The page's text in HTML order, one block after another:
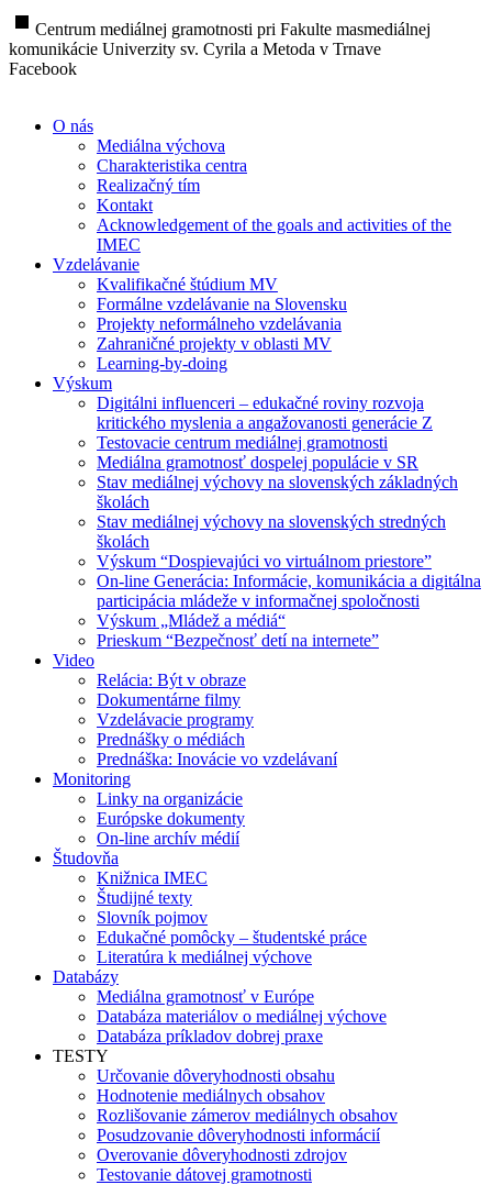
stop Centrum mediálnej gramotnosti pri Fakulte masmediálnej
komunikácie Univerzity sv. Cyrila a Metoda v Trnave
Facebook
O nás
Mediálna výchova
Charakteristika centra
Realizačný tím
Kontakt
Acknowledgement of the goals and activities of the
IMEC
Vzdelávanie
Kvalifikačné štúdium MV
Formálne vzdelávanie na Slovensku
Projekty neformálneho vzdelávania
Zahraničné projekty v oblasti MV
Learning-by-doing
Výskum
Digitálni influenceri – edukačné roviny rozvoja
kritického myslenia a angažovanosti generácie Z
Testovacie centrum mediálnej gramotnosti
Mediálna gramotnosť dospelej populácie v SR
Stav mediálnej výchovy na slovenských základných
školách
Stav mediálnej výchovy na slovenských stredných
školách
Výskum “Dospievajúci vo virtuálnom priestore”
On-line Generácia: Informácie, komunikácia a digitálna
participácia mládeže v informačnej spoločnosti
Výskum „Mládež a médiá“
Prieskum “Bezpečnosť detí na internete”
Video
Relácia: Být v obraze
Dokumentárne filmy
Vzdelávacie programy
Prednášky o médiách
Prednáška: Inovácie vo vzdelávaní
Monitoring
Linky na organizácie
Európske dokumenty
On-line archív médií
Študovňa
Knižnica IMEC
Študijné texty
Slovník pojmov
Edukačné pomôcky – študentské práce
Literatúra k mediálnej výchove
Databázy
Mediálna gramotnosť v Európe
Databáza materiálov o mediálnej výchove
Databáza príkladov dobrej praxe
TESTY
Určovanie dôveryhodnosti obsahu
Hodnotenie mediálnych obsahov
Rozlišovanie zámerov mediálnych obsahov
Posudzovanie dôveryhodnosti informácií
Overovanie dôveryhodnosti zdrojov
Testovanie dátovej gramotnosti